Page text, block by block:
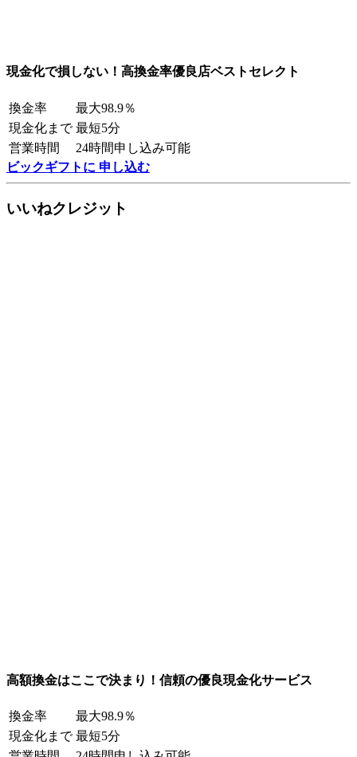
現金化で損しない！高換金率優良店ベストセレクト
換金率
最大98.9％
現金化まで 最短5分
営業時間
24時間申し込み可能
ビックギフトに 申し込む
いいねクレジット
高額換金はここで決まり！信頼の優良現金化サービス
換金率
最大98.9％
現金化まで 最短5分